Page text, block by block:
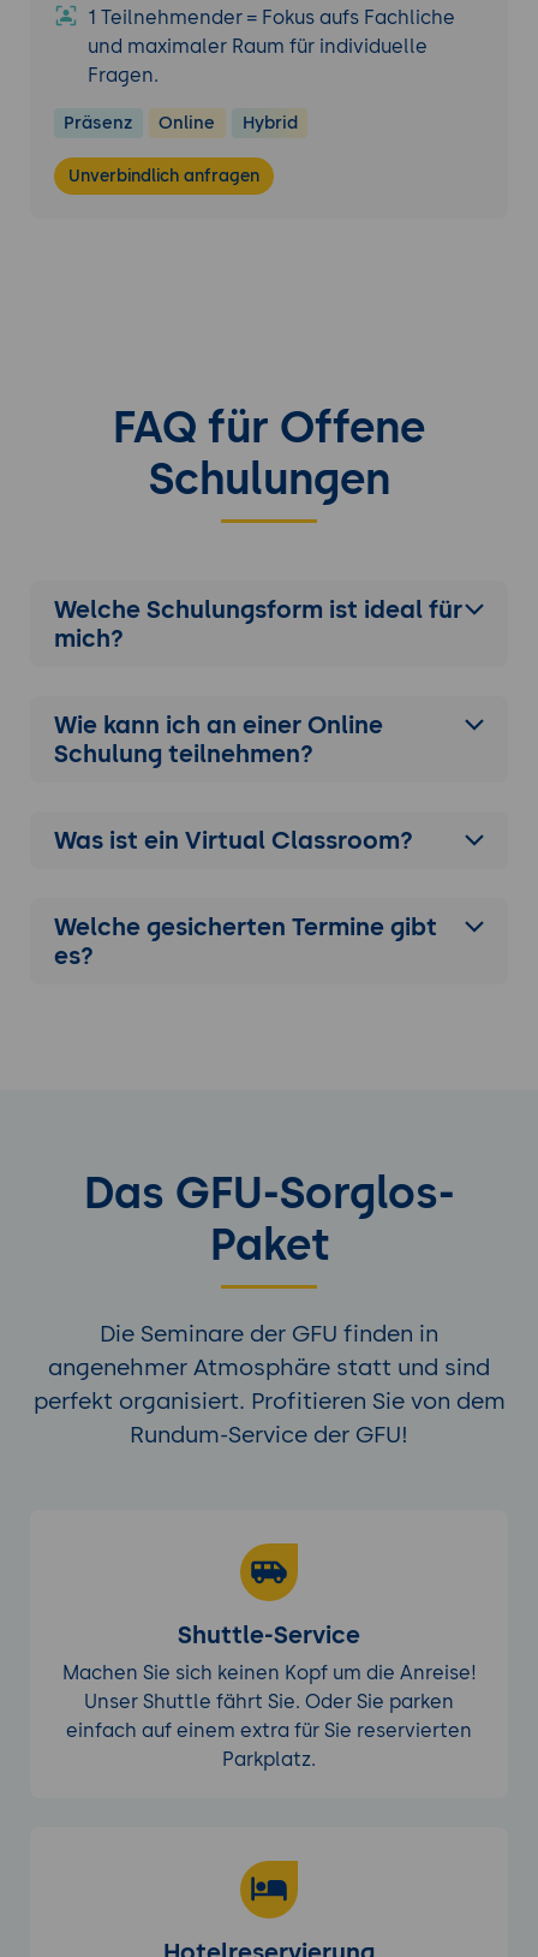
1 Teilnehmender = Fokus aufs Fachliche
und maximaler Raum für individuelle
Fragen.
Präsenz Online Hybrid
Unverbindlich anfragen
FAQ für Offene
Schulungen
Welche Schulungsform ist ideal für
mich?
Wie kann ich an einer Online
Schulung teilnehmen?
Was ist ein Virtual Classroom?
Welche gesicherten Termine gibt
es?
Das GFU-Sorglos-
Paket
Die Seminare der GFU finden in
angenehmer Atmosphäre statt und sind
perfekt organisiert. Profitieren Sie von dem
Rundum-Service der GFU!
Shuttle-Service
Machen Sie sich keinen Kopf um die Anreise!
Unser Shuttle fährt Sie. Oder Sie parken
einfach auf einem extra für Sie reservierten
Parkplatz.